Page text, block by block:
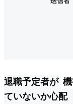
退職予定者が
ていないか心配